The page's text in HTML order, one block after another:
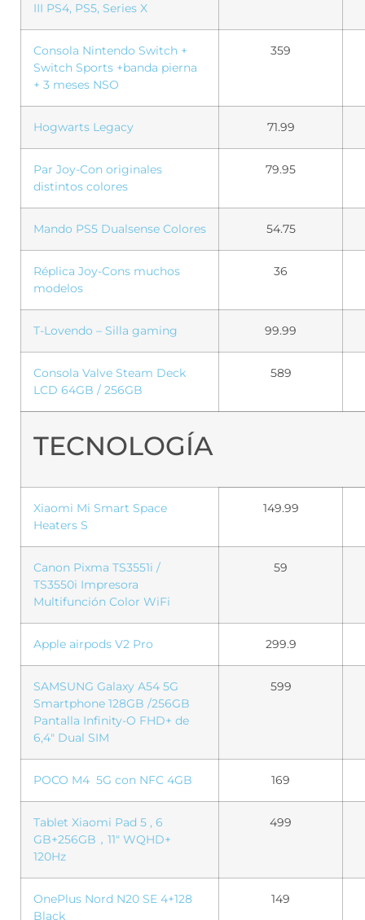
III PS4, PS5, Series X
Consola Nintendo Switch +
Switch Sports +banda pierna
+ 3 meses NSO
359
Hogwarts Legacy 71.99
Par Joy-Con originales
distintos colores
79.95
Mando PS5 Dualsense Colores 54.75
Réplica Joy-Cons muchos
modelos
36
T-Lovendo – Silla gaming 99.99
Consola Valve Steam Deck
LCD 64GB / 256GB
589
TECNOLOGÍA
Xiaomi Mi Smart Space
Heaters S
149.99
Canon Pixma TS3551i /
TS3550i Impresora
Multifunción Color WiFi
59
Apple airpods V2 Pro 299.9
SAMSUNG Galaxy A54 5G
Smartphone 128GB /256GB
Pantalla Infinity-O FHD+ de
6,4″ Dual SIM
599
POCO M4 5G con NFC 4GB 169
Tablet Xiaomi Pad 5 , 6
GB+256GB，11″ WQHD+
120Hz
499
OnePlus Nord N20 SE 4+128
Black
149